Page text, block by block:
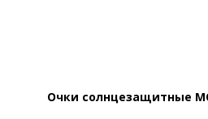
Очки солнцезащитные